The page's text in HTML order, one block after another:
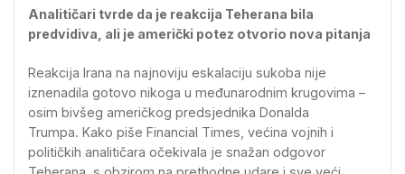
Analitičari tvrde da je reakcija Teherana bila
predvidiva, ali je američki potez otvorio nova pitanja
Reakcija Irana na najnoviju eskalaciju sukoba nije
iznenadila gotovo nikoga u međunarodnim krugovima –
osim bivšeg američkog predsjednika Donalda
Trumpa. Kako piše Financial Times, većina vojnih i
političkih analitičara očekivala je snažan odgovor